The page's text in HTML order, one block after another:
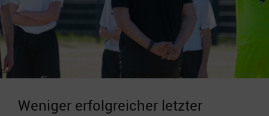
Weniger erfolgreicher letzter